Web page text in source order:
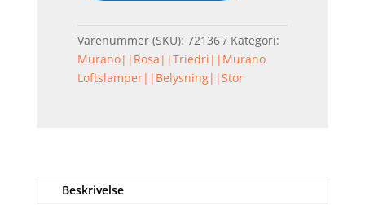
Varenummer (SKU): 72136
Kategori:
Murano||Rosa||Triedri||Murano
Loftslamper||Belysning||Stor
Beskrivelse